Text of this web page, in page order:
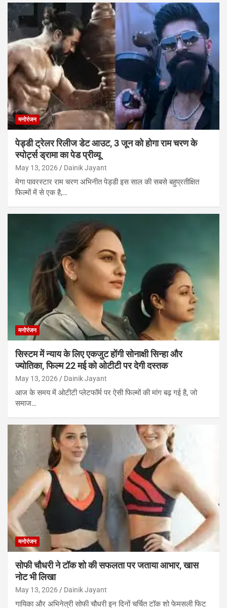
मनोरंजन
पेड्डी ट्रेलर रिलीज डेट आउट, 3 जून को होगा राम चरण के
स्पोर्ट्स ड्रामा का पेड प्रीव्यू
May 13, 2026 Dainik Jayant
मेगा पावरस्टार राम चरण अभिनीत पेड्डी इस साल की सबसे बहुप्रतीक्षित
फिल्मों में से एक है,…
मनोरंजन
सिस्टम में न्याय के लिए एकजुट होंगी सोनाक्षी सिन्हा और
ज्योतिका, फिल्म 22 मई को ओटीटी पर देगी दस्तक
May 13, 2026 Dainik Jayant
आज के समय में ओटीटी प्लेटफॉर्म पर ऐसी फिल्मों की मांग बढ़ गई है, जो
समाज…
मनोरंजन
सोफी चौधरी ने टॉक शो की सफलता पर जताया आभार, खास
नोट भी लिखा
May 13, 2026 Dainik Jayant
गायिका और अभिनेत्री सोफी चौधरी इन दिनों चर्चित टॉक शो फेमसली फिट